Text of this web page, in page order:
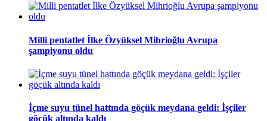
Milli pentatlet İlke Özyüksel Mihrioğlu Avrupa
şampiyonu oldu
İçme suyu tünel hattında göçük meydana geldi: İşçiler
göçük altında kaldı